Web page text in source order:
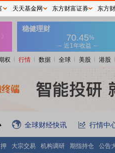
权 行情 数据 全球 美股 港股
全球财经快讯 行情中
大宗交易 机构调研 期指持仓
公告
天天基金网 东方财富证券 东方